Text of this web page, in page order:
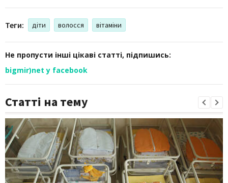
Теги: діти волосся вітаміни
Не пропусти інші цікаві статті, підпишись:
bigmir)net у facebook
Статті на тему